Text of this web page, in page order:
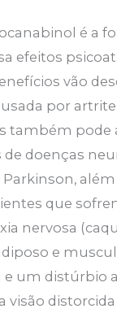
é a
efeitos
vão
por
também pode
doenças
que
nervosa
e
e um distúrbio
visão distorcida